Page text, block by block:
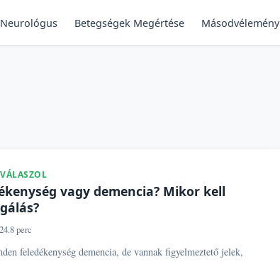
Neurológus Betegségek Megértése Másodvélemény
vagy demencia? Mikor kell
8 perc
feledékenység demencia, de vannak figyelmeztető jelek,